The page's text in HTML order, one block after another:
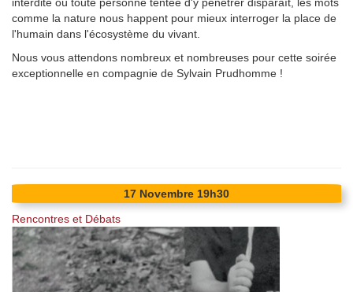
comme la nature nous happent pour mieux interroger la place de
l'humain dans l'écosystème du vivant.
Nous vous attendons nombreux et nombreuses pour cette soirée
exceptionnelle en compagnie de Sylvain Prudhomme !
17 Novembre 19h30
Rencontres et Débats